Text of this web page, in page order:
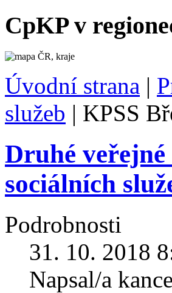
CpKP v
Úvodní strana |
služeb | KPSS
Druhé
sociálních
Podrobnosti
31. 10. 2018
Napsal/a